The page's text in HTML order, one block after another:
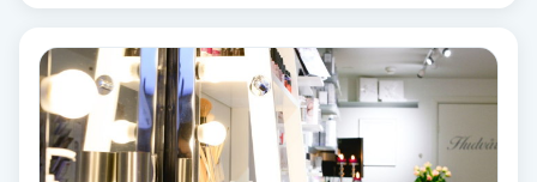
Dermapen
Diamantslipning